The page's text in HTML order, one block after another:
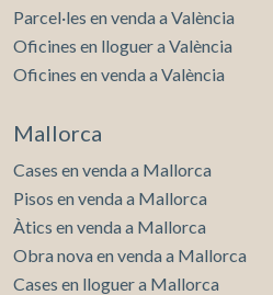
Parcel·les en venda a València
Oficines en lloguer a València
Oficines en venda a València
Mallorca
Cases en venda a Mallorca
Pisos en venda a Mallorca
Àtics en venda a Mallorca
Obra nova en venda a Mallorca
Cases en lloguer a Mallorca